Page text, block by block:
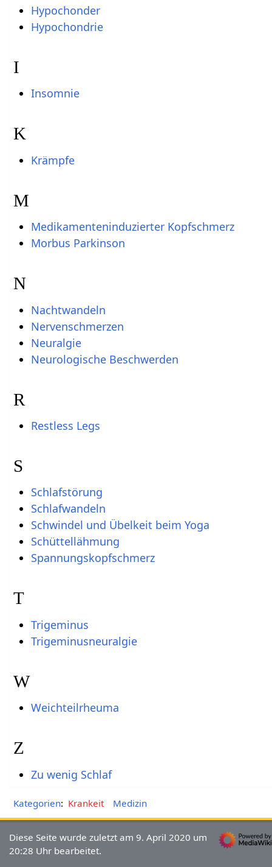
Hypochonder
Hypochondrie
I
Insomnie
K
Krämpfe
M
Medikamenteninduzierter Kopfschmerz
Morbus Parkinson
N
Nachtwandeln
Nervenschmerzen
Neuralgie
Neurologische Beschwerden
R
Restless Legs
S
Schlafstörung
Schlafwandeln
Schwindel und Übelkeit beim Yoga
Schüttellähmung
Spannungskopfschmerz
T
Trigeminus
Trigeminusneuralgie
W
Weichteilrheuma
Z
Zu wenig Schlaf
Kategorien: Krankeit Medizin
Diese Seite wurde zuletzt am 9. April 2020 um
20:28 Uhr bearbeitet.